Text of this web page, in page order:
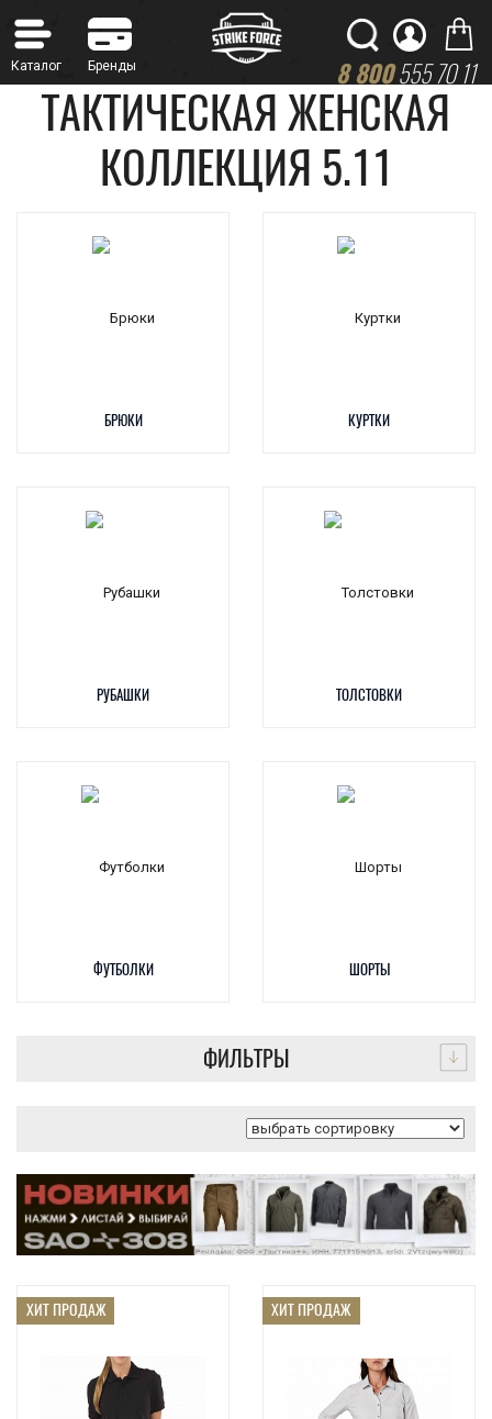
8 800555 70 11
ТАКТИЧЕСКАЯ ЖЕНСКАЯ
КОЛЛЕКЦИЯ 5.11
БРЮКИ КУРТКИ
РУБАШКИ ТОЛСТОВКИ
ФУТБОЛКИ ШОРТЫ
ФИЛЬТРЫ
ХИТ ПРОДАЖ ХИТ ПРОДАЖ